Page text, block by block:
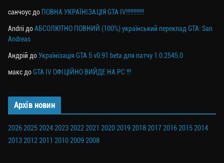
санчоус до ПОВНА УКРАЇНІЗАЦІЯ GTA IV!!!!!!!!!!!!
Andrii доАБСОЛЮТНО ПОВНИЙ (100%) український переклад GTA: San
Andreas
Андрій доУкраїнізація GTA 5 v0.91 beta для патчу 1.0.2545.0
макс доGTA IV ОФІЦІЙНО ВИЙДЕ НА PC !!!
Архів новин
202620252024202320222021 2020201920182017201620152014
201320122011 201020092008